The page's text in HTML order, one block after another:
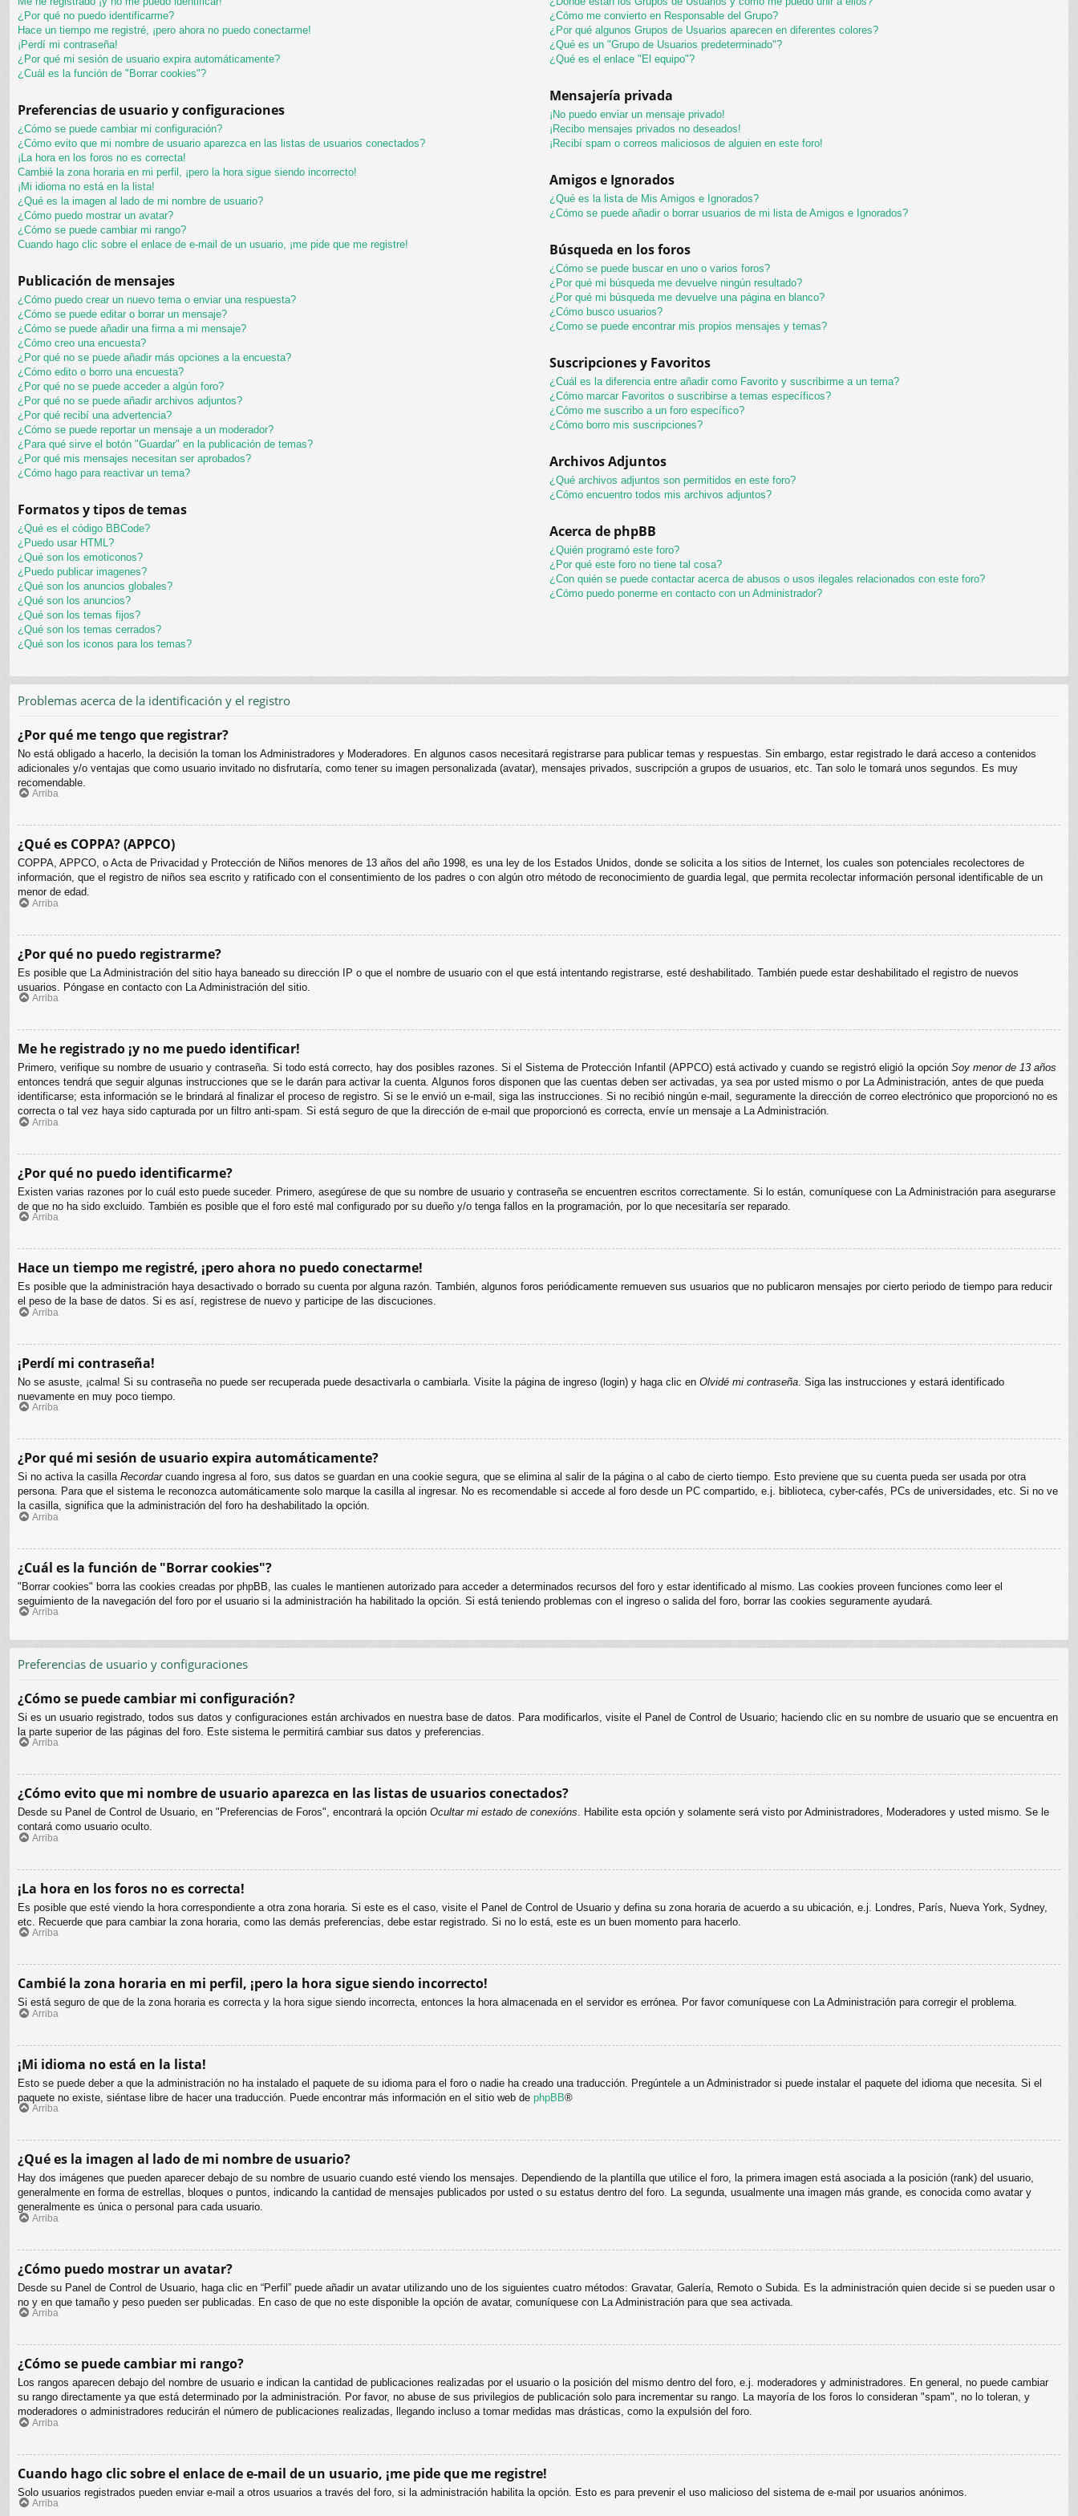
¿Por qué no puedo identificarme?
Hace un tiempo me registré, ¡pero ahora no puedo conectarme!
¡Perdí mi contraseña!
¿Por qué mi sesión de usuario expira automáticamente?
¿Cuál es la función de "Borrar cookies"?
Preferencias de usuario y configuraciones
¿Cómo se puede cambiar mi configuración?
¿Cómo evito que mi nombre de usuario aparezca en las listas de usuarios conectados?
¡La hora en los foros no es correcta!
Cambié la zona horaria en mi perfil, ¡pero la hora sigue siendo incorrecto!
¡Mi idioma no está en la lista!
¿Qué es la imagen al lado de mi nombre de usuario?
¿Cómo puedo mostrar un avatar?
¿Cómo se puede cambiar mi rango?
Cuando hago clic sobre el enlace de e-mail de un usuario, ¡me pide que me registre!
Publicación de mensajes
¿Cómo puedo crear un nuevo tema o enviar una respuesta?
¿Cómo se puede editar o borrar un mensaje?
¿Cómo se puede añadir una firma a mi mensaje?
¿Cómo creo una encuesta?
¿Por qué no se puede añadir más opciones a la encuesta?
¿Cómo edito o borro una encuesta?
¿Por qué no se puede acceder a algún foro?
¿Por qué no se puede añadir archivos adjuntos?
¿Por qué recibí una advertencia?
¿Cómo se puede reportar un mensaje a un moderador?
¿Para qué sirve el botón "Guardar" en la publicación de temas?
¿Por qué mis mensajes necesitan ser aprobados?
¿Cómo hago para reactivar un tema?
Formatos y tipos de temas
¿Qué es el código BBCode?
¿Puedo usar HTML?
¿Qué son los emoticonos?
¿Puedo publicar imagenes?
¿Qué son los anuncios globales?
¿Qué son los anuncios?
¿Qué son los temas fijos?
¿Qué son los temas cerrados?
¿Qué son los iconos para los temas?
¿Cómo me convierto en Responsable del Grupo?
¿Por qué algunos Grupos de Usuarios aparecen en diferentes colores?
¿Qué es un "Grupo de Usuarios predeterminado"?
¿Qué es el enlace "El equipo"?
Mensajería privada
¡No puedo enviar un mensaje privado!
¡Recibo mensajes privados no deseados!
¡Recibí spam o correos maliciosos de alguien en este foro!
Amigos e Ignorados
¿Qué es la lista de Mis Amigos e Ignorados?
¿Cómo se puede añadir o borrar usuarios de mi lista de Amigos e Ignorados?
Búsqueda en los foros
¿Cómo se puede buscar en uno o varios foros?
¿Por qué mi búsqueda me devuelve ningún resultado?
¿Por qué mi búsqueda me devuelve una página en blanco?
¿Cómo busco usuarios?
¿Como se puede encontrar mis propios mensajes y temas?
Suscripciones y Favoritos
¿Cuál es la diferencia entre añadir como Favorito y suscribirme a un tema?
¿Cómo marcar Favoritos o suscribirse a temas específicos?
¿Cómo me suscribo a un foro específico?
¿Cómo borro mis suscripciones?
Archivos Adjuntos
¿Qué archivos adjuntos son permitidos en este foro?
¿Cómo encuentro todos mis archivos adjuntos?
Acerca de phpBB
¿Quién programó este foro?
¿Por qué este foro no tiene tal cosa?
¿Con quién se puede contactar acerca de abusos o usos ilegales relacionados con este foro?
¿Cómo puedo ponerme en contacto con un Administrador?
Problemas acerca de la identificación y el registro
¿Por qué me tengo que registrar?
No está obligado a hacerlo, la decisión la toman los Administradores y Moderadores. En algunos casos necesitará registrarse para publicar temas y respuestas. Sin embargo, estar registrado le dará acceso a contenidos
adicionales y/o ventajas que como usuario invitado no disfrutaría, como tener su imagen personalizada (avatar), mensajes privados, suscripción a grupos de usuarios, etc. Tan solo le tomará unos segundos. Es muy
recomendable.
Arriba
¿Qué es COPPA? (APPCO)
COPPA, APPCO, o Acta de Privacidad y Protección de Niños menores de 13 años del año 1998, es una ley de los Estados Unidos, donde se solicita a los sitios de Internet, los cuales son potenciales recolectores de
información, que el registro de niños sea escrito y ratificado con el consentimiento de los padres o con algún otro método de reconocimiento de guardia legal, que permita recolectar información personal identificable de un
menor de edad.
Arriba
¿Por qué no puedo registrarme?
Es posible que La Administración del sitio haya baneado su dirección IP o que el nombre de usuario con el que está intentando registrarse, esté deshabilitado. También puede estar deshabilitado el registro de nuevos
usuarios. Póngase en contacto con La Administración del sitio.
Arriba
Me he registrado ¡y no me puedo identificar!
Primero, verifique su nombre de usuario y contraseña. Si todo está correcto, hay dos posibles razones. Si el Sistema de Protección Infantil (APPCO) está activado y cuando se registró eligió la opción Soy menor de 13 años
entonces tendrá que seguir algunas instrucciones que se le darán para activar la cuenta. Algunos foros disponen que las cuentas deben ser activadas, ya sea por usted mismo o por La Administración, antes de que pueda
identificarse; esta información se le brindará al finalizar el proceso de registro. Si se le envió un e-mail, siga las instrucciones. Si no recibió ningún e-mail, seguramente la dirección de correo electrónico que proporcionó no es
correcta o tal vez haya sido capturada por un filtro anti-spam. Si está seguro de que la dirección de e-mail que proporcionó es correcta, envíe un mensaje a La Administración.
Arriba
¿Por qué no puedo identificarme?
Existen varias razones por lo cuál esto puede suceder. Primero, asegúrese de que su nombre de usuario y contraseña se encuentren escritos correctamente. Si lo están, comuníquese con La Administración para asegurarse
de que no ha sido excluido. También es posible que el foro esté mal configurado por su dueño y/o tenga fallos en la programación, por lo que necesitaría ser reparado.
Arriba
Hace un tiempo me registré, ¡pero ahora no puedo conectarme!
Es posible que la administración haya desactivado o borrado su cuenta por alguna razón. También, algunos foros periódicamente remueven sus usuarios que no publicaron mensajes por cierto periodo de tiempo para reducir
el peso de la base de datos. Si es así, registrese de nuevo y participe de las discuciones.
Arriba
¡Perdí mi contraseña!
No se asuste, ¡calma! Si su contraseña no puede ser recuperada puede desactivarla o cambiarla. Visite la página de ingreso (login) y haga clic en Olvidé mi contraseña . Siga las instrucciones y estará identificado
nuevamente en muy poco tiempo.
Arriba
¿Por qué mi sesión de usuario expira automáticamente?
Si no activa la casilla Recordarcuando ingresa al foro, sus datos se guardan en una cookie segura, que se elimina al salir de la página o al cabo de cierto tiempo. Esto previene que su cuenta pueda ser usada por otra
persona. Para que el sistema le reconozca automáticamente solo marque la casilla al ingresar. No es recomendable si accede al foro desde un PC compartido, e.j. biblioteca, cyber-cafés, PCs de universidades, etc. Si no ve
la casilla, significa que la administración del foro ha deshabilitado la opción.
Arriba
¿Cuál es la función de "Borrar cookies"?
"Borrar cookies" borra las cookies creadas por phpBB, las cuales le mantienen autorizado para acceder a determinados recursos del foro y estar identificado al mismo. Las cookies proveen funciones como leer el
seguimiento de la navegación del foro por el usuario si la administración ha habilitado la opción. Si está teniendo problemas con el ingreso o salida del foro, borrar las cookies seguramente ayudará.
Arriba
Preferencias de usuario y configuraciones
¿Cómo se puede cambiar mi configuración?
Si es un usuario registrado, todos sus datos y configuraciones están archivados en nuestra base de datos. Para modificarlos, visite el Panel de Control de Usuario; haciendo clic en su nombre de usuario que se encuentra en
la parte superior de las páginas del foro. Este sistema le permitirá cambiar sus datos y preferencias.
Arriba
¿Cómo evito que mi nombre de usuario aparezca en las listas de usuarios conectados?
Desde su Panel de Control de Usuario, en "Preferencias de Foros", encontrará la opción Ocultar mi estado de conexións. Habilite esta opción y solamente será visto por Administradores, Moderadores y usted mismo. Se le
contará como usuario oculto.
Arriba
¡La hora en los foros no es correcta!
Es posible que esté viendo la hora correspondiente a otra zona horaria. Si este es el caso, visite el Panel de Control de Usuario y defina su zona horaria de acuerdo a su ubicación, e.j. Londres, París, Nueva York, Sydney,
etc. Recuerde que para cambiar la zona horaria, como las demás preferencias, debe estar registrado. Si no lo está, este es un buen momento para hacerlo.
Arriba
Cambié la zona horaria en mi perfil, ¡pero la hora sigue siendo incorrecto!
Si está seguro de que de la zona horaria es correcta y la hora sigue siendo incorrecta, entonces la hora almacenada en el servidor es errónea. Por favor comuníquese con La Administración para corregir el problema.
Arriba
¡Mi idioma no está en la lista!
Esto se puede deber a que la administración no ha instalado el paquete de su idioma para el foro o nadie ha creado una traducción. Pregúntele a un Administrador si puede instalar el paquete del idioma que necesita. Si el
paquete no existe, siéntase libre de hacer una traducción. Puede encontrar más información en el sitio web de phpBB®
Arriba
¿Qué es la imagen al lado de mi nombre de usuario?
Hay dos imágenes que pueden aparecer debajo de su nombre de usuario cuando esté viendo los mensajes. Dependiendo de la plantilla que utilice el foro, la primera imagen está asociada a la posición (rank) del usuario,
generalmente en forma de estrellas, bloques o puntos, indicando la cantidad de mensajes publicados por usted o su estatus dentro del foro. La segunda, usualmente una imagen más grande, es conocida como avatar y
generalmente es única o personal para cada usuario.
Arriba
¿Cómo puedo mostrar un avatar?
Desde su Panel de Control de Usuario, haga clic en “Perfil” puede añadir un avatar utilizando uno de los siguientes cuatro métodos: Gravatar, Galería, Remoto o Subida. Es la administración quien decide si se pueden usar o
no y en que tamaño y peso pueden ser publicadas. En caso de que no este disponible la opción de avatar, comuníquese con La Administración para que sea activada.
Arriba
¿Cómo se puede cambiar mi rango?
Los rangos aparecen debajo del nombre de usuario e indican la cantidad de publicaciones realizadas por el usuario o la posición del mismo dentro del foro, e.j. moderadores y administradores. En general, no puede cambiar
su rango directamente ya que está determinado por la administración. Por favor, no abuse de sus privilegios de publicación solo para incrementar su rango. La mayoría de los foros lo consideran "spam", no lo toleran, y
moderadores o administradores reducirán el número de publicaciones realizadas, llegando incluso a tomar medidas mas drásticas, como la expulsión del foro.
Arriba
Cuando hago clic sobre el enlace de e-mail de un usuario, ¡me pide que me registre!
Solo usuarios registrados pueden enviar e-mail a otros usuarios a través del foro, si la administración habilita la opción. Esto es para prevenir el uso malicioso del sistema de e-mail por usuarios anónimos.
Arriba